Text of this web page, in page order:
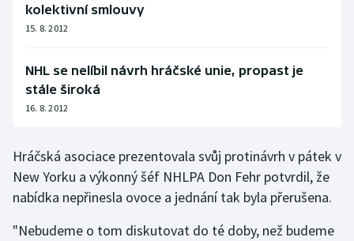
Plavání
Plážový volejbal
Ragby
Rychlostní kanoistika
kolektivní smlouvy
15. 8. 2012
NHL se nelíbil návrh hráčské unie, propast je
stále široká
16. 8. 2012
Hráčská asociace prezentovala svůj protinávrh v pátek v
New Yorku a výkonný šéf NHLPA Don Fehr potvrdil, že
nabídka nepřinesla ovoce a jednání tak byla přerušena.
"Nebudeme o tom diskutovat do té doby, než budeme